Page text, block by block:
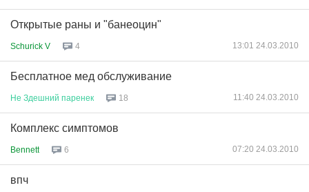
Открытые раны и "банеоцин"
Schurick V 4 13:01 24.03.2010
Бесплатное мед обслуживание
Не Здешний паренек 18 11:40 24.03.2010
Комплекс симптомов
Bennett 6 07:20 24.03.2010
впч